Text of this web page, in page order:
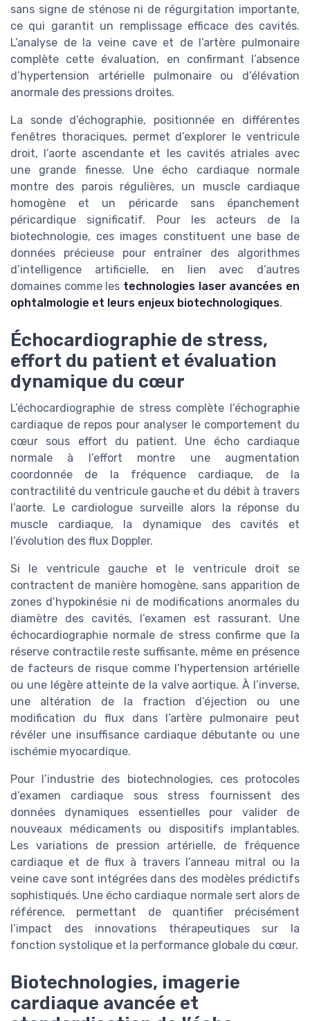
sans signe de sténose ni de régurgitation importante,
ce qui garantit un remplissage efficace des cavités.
L’analyse de la veine cave et de l’artère pulmonaire
complète cette évaluation, en confirmant l’absence
d’hypertension artérielle pulmonaire ou d’élévation
anormale des pressions droites.
La sonde d’échographie, positionnée en différentes
fenêtres thoraciques, permet d’explorer le ventricule
droit, l’aorte ascendante et les cavités atriales avec
une grande finesse. Une écho cardiaque normale
montre des parois régulières, un muscle cardiaque
homogène et un péricarde sans épanchement
péricardique significatif. Pour les acteurs de la
biotechnologie, ces images constituent une base de
données précieuse pour entraîner des algorithmes
d’intelligence artificielle, en lien avec d’autres
domaines comme les technologies laser avancées en
ophtalmologie et leurs enjeux biotechnologiques.
Échocardiographie de stress,
effort du patient et évaluation
dynamique du cœur
L’échocardiographie de stress complète l’échographie
cardiaque de repos pour analyser le comportement du
cœur sous effort du patient. Une écho cardiaque
normale à l’effort montre une augmentation
coordonnée de la fréquence cardiaque, de la
contractilité du ventricule gauche et du débit à travers
l’aorte. Le cardiologue surveille alors la réponse du
muscle cardiaque, la dynamique des cavités et
l’évolution des flux Doppler.
Si le ventricule gauche et le ventricule droit se
contractent de manière homogène, sans apparition de
zones d’hypokinésie ni de modifications anormales du
diamètre des cavités, l’examen est rassurant. Une
échocardiographie normale de stress confirme que la
réserve contractile reste suffisante, même en présence
de facteurs de risque comme l’hypertension artérielle
ou une légère atteinte de la valve aortique. À l’inverse,
une altération de la fraction d’éjection ou une
modification du flux dans l’artère pulmonaire peut
révéler une insuffisance cardiaque débutante ou une
ischémie myocardique.
Pour l’industrie des biotechnologies, ces protocoles
d’examen cardiaque sous stress fournissent des
données dynamiques essentielles pour valider de
nouveaux médicaments ou dispositifs implantables.
Les variations de pression artérielle, de fréquence
cardiaque et de flux à travers l’anneau mitral ou la
veine cave sont intégrées dans des modèles prédictifs
sophistiqués. Une écho cardiaque normale sert alors de
référence, permettant de quantifier précisément
l’impact des innovations thérapeutiques sur la
fonction systolique et la performance globale du cœur.
Biotechnologies, imagerie
cardiaque avancée et